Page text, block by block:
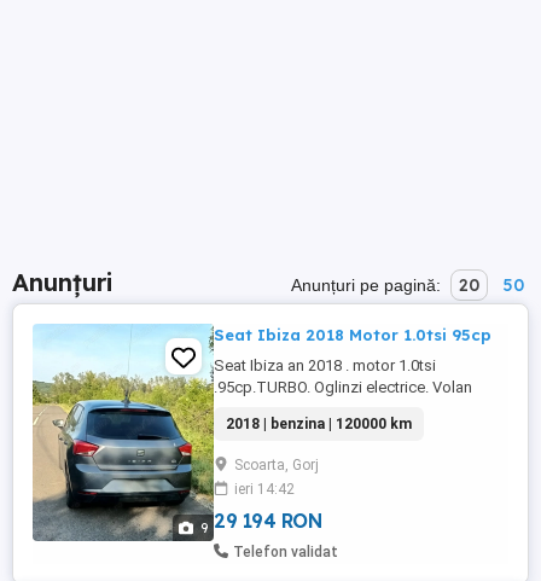
Anunțuri Anunțuri pe pagină: 20 50
9
Seat Ibiza 2018 Motor 1.0tsi 95cp
Seat Ibiza an 2018 . motor 1.0tsi
.95cp.TURBO. Oglinzi electrice. Volan
lumini de zi. proiectoare. pilot automat.
Climatizare aer automată două zone.
Media player color cu Touchscreen. ... etc
2018 | benzina | 120000 km
Scoarta, Gorj
ieri 14:42
29 194 RON
Telefon validat